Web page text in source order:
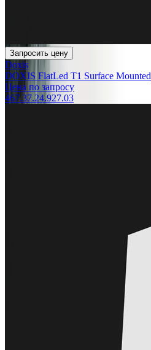
Запросить цену
Doxis
DOXIS FlatLed T1 Surface Mounted
Цена по запросу
467.37.24.927.03